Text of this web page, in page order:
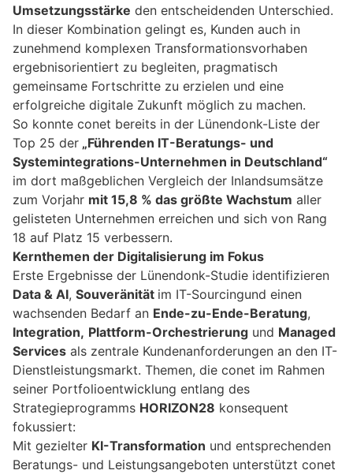
Umsetzungsstärke den entscheidenden Unterschied.
In dieser Kombination gelingt es, Kunden auch in
zunehmend komplexen Transformationsvorhaben
ergebnisorientiert zu begleiten, pragmatisch
gemeinsame Fortschritte zu erzielen und eine
erfolgreiche digitale Zukunft möglich zu machen.
So konnte conet bereits in der Lünendonk-Liste der
Top 25 der „Führenden IT-Beratungs- und
Systemintegrations-Unternehmen in Deutschland“
im dort maßgeblichen Vergleich der Inlandsumsätze
zum Vorjahr mit 15,8 % das größte Wachstum aller
gelisteten Unternehmen erreichen und sich von Rang
18 auf Platz 15 verbessern.
Kernthemen der Digitalisierung im Fokus
Erste Ergebnisse der Lünendonk-Studie identifizieren
Data & AI, Souveränität im IT-Sourcingund einen
wachsenden Bedarf an Ende-zu-Ende-Beratung,
Integration, Plattform-Orchestrierung und Managed
Services als zentrale Kundenanforderungen an den IT-
Dienstleistungsmarkt. Themen, die conet im Rahmen
seiner Portfolioentwicklung entlang des
Strategieprogramms HORIZON28 konsequent
fokussiert:
Mit gezielter KI-Transformation und entsprechenden
Beratungs- und Leistungsangeboten unterstützt conet